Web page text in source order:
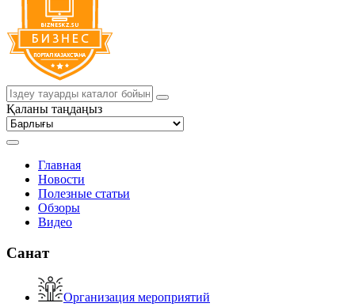
Қаланы таңдаңыз
Главная
Новости
Полезные статьи
Обзоры
Видео
Санат
Организация мероприятий